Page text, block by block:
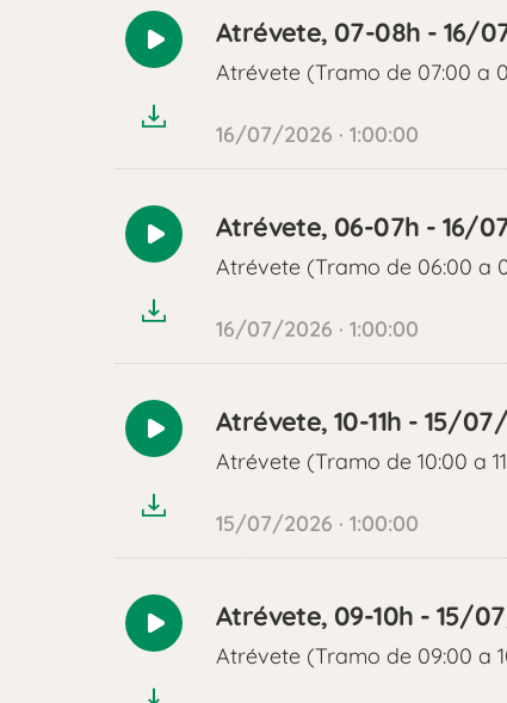
Reproducir
Atrévete, 07-08h - 16/
Atrévete (Tramo de 07:00 a
16/07/2026 · 1:00:00
Reproducir
Atrévete, 06-07h - 16/
Atrévete (Tramo de 06:00 a
16/07/2026 · 1:00:00
Reproducir
Atrévete, 10-11h - 15/
Atrévete (Tramo de 10:00 a
15/07/2026 · 1:00:00
Reproducir
Atrévete, 09-10h - 15/
Atrévete (Tramo de 09:00 a